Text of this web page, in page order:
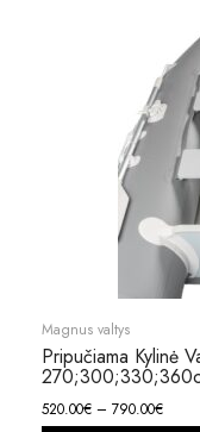
Magnus valtys
Pripučiama Kylinė
520.00€ – 790.00€